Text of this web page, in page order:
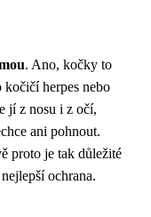
. Ano, kočky to
herpes nebo
jí z nosu i z očí,
ani pohnout.
proto je tak důležité
ochrana.